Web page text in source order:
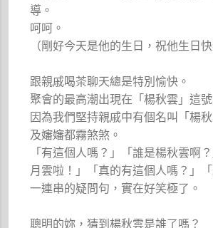
導。
呵呵。
（剛好今天是他的生日，祝他生日快
跟親戚喝茶聊天總是特別愉快。
聚會的最高潮出現在「楊秋雲」這
因為我們堅持親戚中有個名叫「楊
及嬸嬸都霧煞煞。
「有這個人嗎？」「誰是楊秋雲啊
月雲啦！」「真的有這個人嗎？」「
一連串的疑問句，實在好笑極了。
聰明的妳，猜到楊秋雲是誰了嗎？